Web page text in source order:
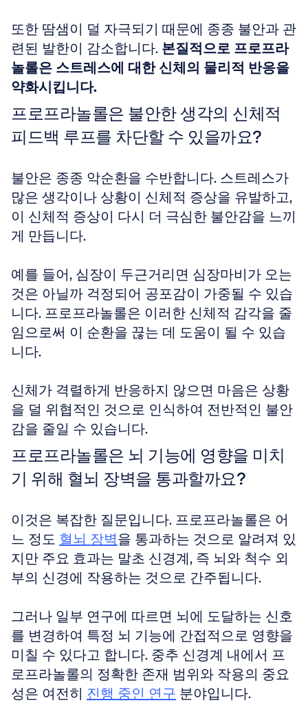
또한 땀샘이 덜 자극되기 때문에 종종 불안과 관
련된 발한이 감소합니다. 본질적으로 프로프라
놀롤은 스트레스에 대한 신체의 물리적 반응을
약화시킵니다.
프로프라놀롤은 불안한 생각의 신체적
피드백 루프를 차단할 수 있을까요?
불안은 종종 악순환을 수반합니다. 스트레스가
많은 생각이나 상황이 신체적 증상을 유발하고,
이 신체적 증상이 다시 더 극심한 불안감을 느끼
게 만듭니다.
예를 들어, 심장이 두근거리면 심장마비가 오는
것은 아닐까 걱정되어 공포감이 가중될 수 있습
니다. 프로프라놀롤은 이러한 신체적 감각을 줄
임으로써 이 순환을 끊는 데 도움이 될 수 있습
니다.
신체가 격렬하게 반응하지 않으면 마음은 상황
을 덜 위협적인 것으로 인식하여 전반적인 불안
감을 줄일 수 있습니다.
프로프라놀롤은 뇌 기능에 영향을 미치
기 위해 혈뇌 장벽을 통과할까요?
이것은 복잡한 질문입니다. 프로프라놀롤은 어
느 정도 혈뇌 장벽을 통과하는 것으로 알려져 있
지만 주요 효과는 말초 신경계, 즉 뇌와 척수 외
부의 신경에 작용하는 것으로 간주됩니다.
그러나 일부 연구에 따르면 뇌에 도달하는 신호
를 변경하여 특정 뇌 기능에 간접적으로 영향을
미칠 수 있다고 합니다. 중추 신경계 내에서 프
로프라놀롤의 정확한 존재 범위와 작용의 중요
성은 여전히 진행 중인 연구 분야입니다.